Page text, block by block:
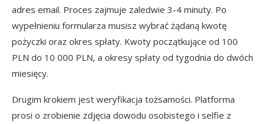
adres email. Proces zajmuje zaledwie 3-4 minuty. Po
wypełnieniu formularza musisz wybrać żądaną kwotę
pożyczki oraz okres spłaty. Kwoty początkujące od 100
PLN do 10 000 PLN, a okresy spłaty od tygodnia do dwóch
miesięcy.
Drugim krokiem jest weryfikacja tożsamości. Platforma
prosi o zrobienie zdjęcia dowodu osobistego i selfie z